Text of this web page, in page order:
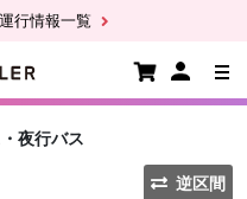
行情報一覧
夜行バス
逆区間